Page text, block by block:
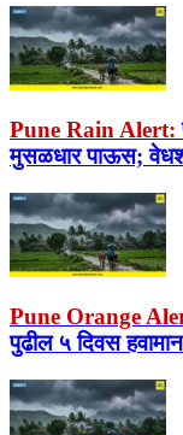
Pune Rain Alert:
मुसळधार पाऊस;
Pune Orange
पुढील ५ दिवस